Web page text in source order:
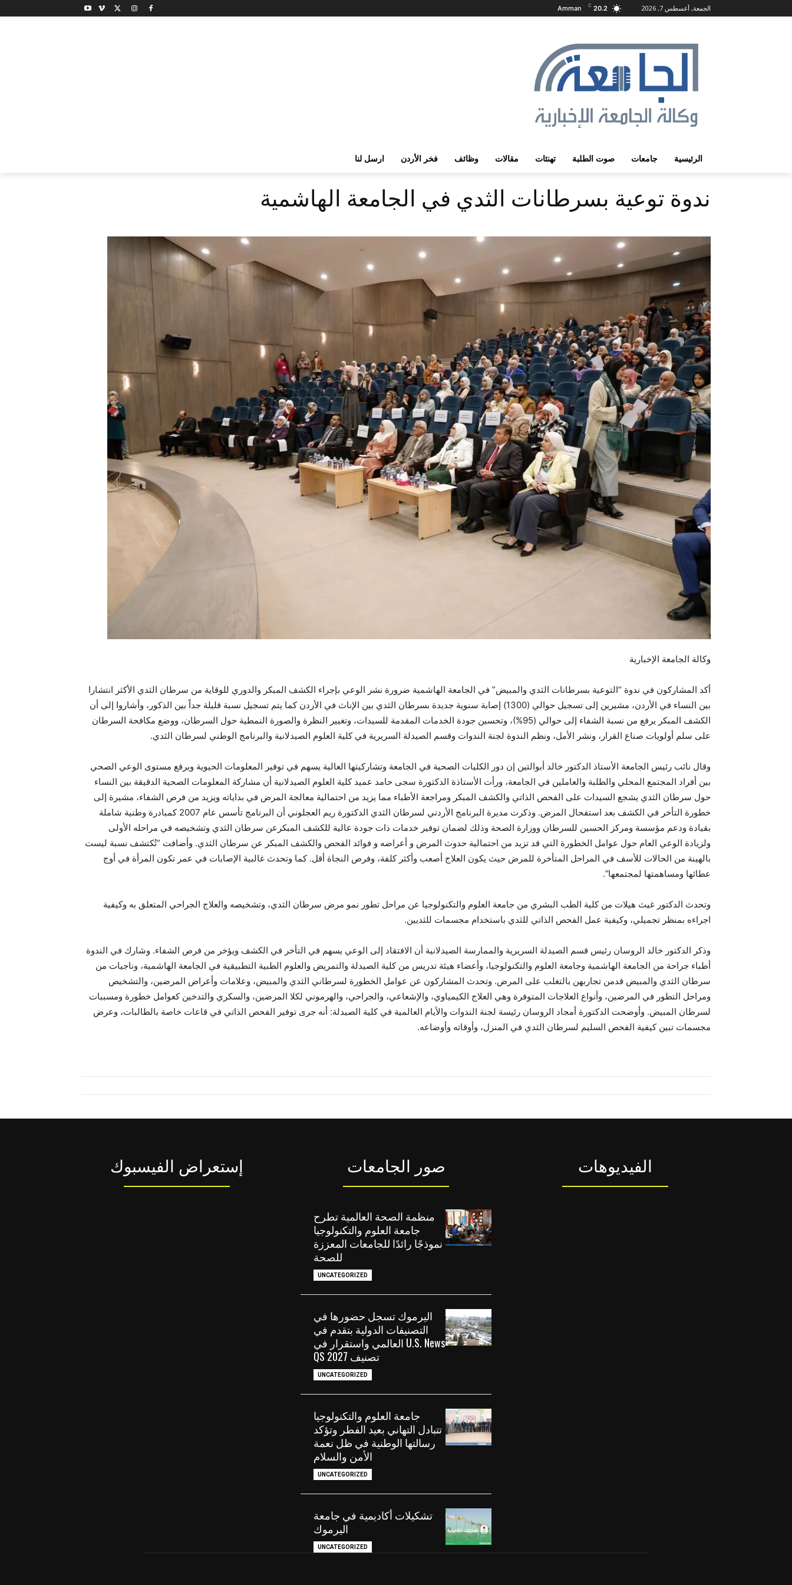
الجمعة, أغسطس 7, 2026 20.2
C
Amman
الرئيسية جامعات صوت الطلبة تهنئات مقالات وظائف فخر الأردن ارسل لنا
ندوة توعية بسرطانات الثدي في الجامعة الهاشمية
وكالة الجامعة الإخبارية
أكد المشاركون في ندوة “التوعية بسرطانات الثدي والمبيض” في الجامعة الهاشمية ضرورة نشر الوعي بإجراء الكشف المبكر والدوري للوقاية من سرطان الثدي الأكثر انتشارا
بين النساء في الأردن، مشيرين إلى تسجيل حوالي (1300) إصابة سنوية جديدة بسرطان الثدي بين الإناث في الأردن كما يتم تسجيل نسبة قليلة جداً بين الذكور، وأشاروا إلى أن
الكشف المبكر يرفع من نسبة الشفاء إلى حوالي (95%)، وتحسين جودة الخدمات المقدمة للسيدات، وتغيير النظرة
والصورة النمطية حول السرطان، ووضع مكافحة السرطان
على سلم أولويات صناع القرار، ونشر الأمل، ونظم الندوة لجنة الندوات وقسم الصيدلة السريرية في كلية العلوم الصيدلانية والبرنامج الوطني لسرطان الثدي.
وقال نائب رئيس الجامعة الأستاذ الدكتور خالد أبوالتين إن دور الكليات الصحية في الجامعة وتشاركيتها العالية يسهم في توفير المعلومات الحيوية ويرفع مستوى الوعي الصحي
بين أفراد المجتمع المحلي والطلبة والعاملين في الجامعة، ورأت الأستاذة الدكتورة سجى حامد عميد كلية العلوم الصيدلانية أن مشاركة المعلومات الصحية الدقيقة بين النساء
حول سرطان الثدي يشجع السيدات على الفحص الذاتي والكشف المبكر ومراجعة الأطباء مما يزيد من احتمالية معالجة المرض في بداياته ويزيد من فرص الشفاء، مشيرة إلى
خطورة التأخر في الكشف بعد استفحال المرض. وذكرت مديرة البرنامج الأردني لسرطان الثدي الدكتورة ريم العجلوني أن البرنامج تأسس عام 2007 كمبادرة وطنية شاملة
بقيادة ودعم مؤسسة ومركز الحسين للسرطان ووزارة الصحة وذلك لضمان توفير خدمات ذات جودة عالية للكشف المبكرعن سرطان الثدي وتشخيصه في مراحله الأولى
ولزيادة الوعي العام حول عوامل الخطورة التي قد تزيد من احتمالية حدوث المرض و أعراضه و فوائد الفحص والكشف المبكر عن سرطان الثدي. وأضافت “تُكتشف نسبة ليست
بالهينة من الحالات للأسف في المراحل المتأخرة للمرض حيث يكون العلاج أصعب وأكثر كلفة، وفرص النجاة أقل. كما وتحدث غالبية الإصابات في عمر تكون المرأة في أوج
عطائها ومساهمتها لمجتمعها”.
وتحدث الدكتور غيث هيلات من كلية الطب البشري من جامعة العلوم والتكنولوجيا عن مراحل تطور نمو مرض سرطان الثدي، وتشخيصه والعلاج الجراحي المتعلق به وكيفية
اجراءه بمنظر تجميلي، وكيفية عمل الفحص الذاتي للثدي باستخدام مجسمات للثديين.
وذكر الدكتور خالد الروسان رئيس قسم الصيدلة السريرية والممارسة الصيدلانية أن الافتقاد إلى الوعي يسهم في التأخر في الكشف ويؤخر من فرص الشفاء. وشارك في الندوة
أطباء جراحة من الجامعة الهاشمية وجامعة العلوم والتكنولوجيا، وأعضاء هيئة تدريس من كلية الصيدلة والتمريض والعلوم الطبية التطبيقية في الجامعة الهاشمية، وناجيات من
سرطان الثدي والمبيض قدمن تجاربهن بالتغلب على المرض. وتحدث المشاركون عن عوامل الخطورة لسرطاني الثدي والمبيض، وعلامات وأعراض المرضين، والتشخيص
ومراحل التطور في المرضين، وأنواع العلاجات المتوفرة وهي العلاج الكيمياوي، والإشعاعي، والجراحي، والهرموني لكلا المرضين، والسكري والتدخين كعوامل خطورة ومسببات
لسرطان المبيض. وأوضحت الدكتورة أمجاد الروسان رئيسة لجنة الندوات والأيام العالمية في كلية الصيدلة: أنه جرى توفير الفحص الذاتي في قاعات خاصة بالطالبات، وعرض
مجسمات تبين كيفية الفحص السليم لسرطان الثدي في المنزل، وأوقاته وأوضاعه.
إستعراض الفيسبوك صور الجامعات
منظمة الصحة العالمية تطرح
جامعة العلوم والتكنولوجيا
نموذجًا رائدًا للجامعات المعززة
للصحة
UNCATEGORIZED
اليرموك تسجل حضورها في
التصنيفات الدولية بتقدم في
U.S. News العالمي واستقرار في
تصنيف QS 2027
UNCATEGORIZED
جامعة العلوم والتكنولوجيا
تتبادل التهاني بعيد الفطر وتؤكد
رسالتها الوطنية في ظل نعمة
الأمن والسلام
UNCATEGORIZED
تشكيلات أكاديمية في جامعة
اليرموك
UNCATEGORIZED
الفيديوهات